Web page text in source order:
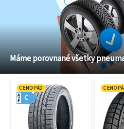
Máme porovnané všetky
CENOPÁD
C
A
E